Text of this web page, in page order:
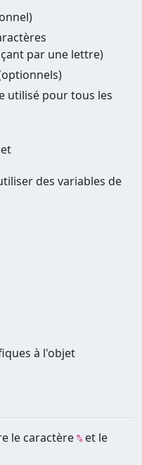
par une lettre)
utilisé pour tous les
des variables de
à l'objet
le caractère %et le